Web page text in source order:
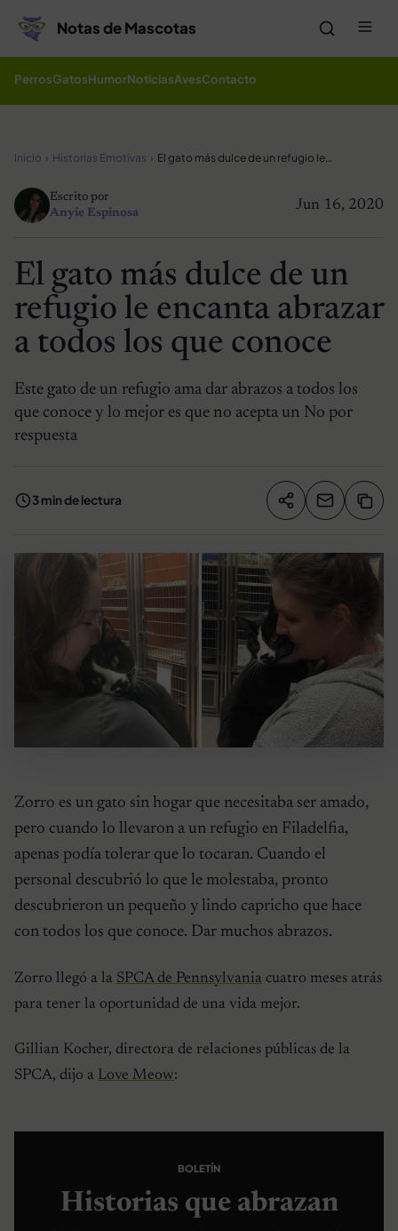
Notas de Mascotas
PerrosGatosHumorNoticiasAvesContacto
Inicio Historias Emotivas El gato más dulce de un refugio le encanta abrazar a todos los que conoce
Jun 16, 2020
Escrito por
Anyie Espinosa
El gato más dulce de un
refugio le encanta abrazar
a todos los que conoce
Este gato de un refugio ama dar abrazos a todos los
que conoce y lo mejor es que no acepta un No por
respuesta
3 min de lectura Compartir
Zorro es un gato sin hogar que necesitaba ser amado,
pero cuando lo llevaron a un refugio en Filadelfia,
apenas podía tolerar que lo tocaran. Cuando el
personal descubrió lo que le molestaba, pronto
descubrieron un pequeño y lindo capricho que hace
con todos los que conoce. Dar muchos abrazos.
Zorro llegó a la SPCA de Pennsylvania cuatro meses atrás
para tener la oportunidad de una vida mejor.
Gillian Kocher, directora de relaciones públicas de la
SPCA, dijo a Love Meow:
BOLETÍN
Historias que abrazan